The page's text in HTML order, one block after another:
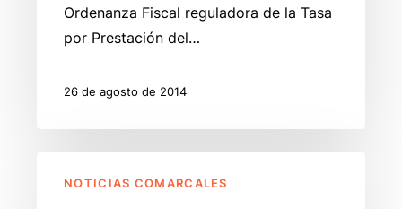
Ordenanza Fiscal reguladora de la Tasa
por Prestación del…
26 de agosto de 2014
NOTICIAS COMARCALES